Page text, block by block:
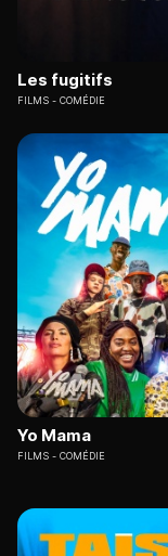
Les fugitifs
FILMS COMÉDIE
Yo Mama
FILMS COMÉDIE